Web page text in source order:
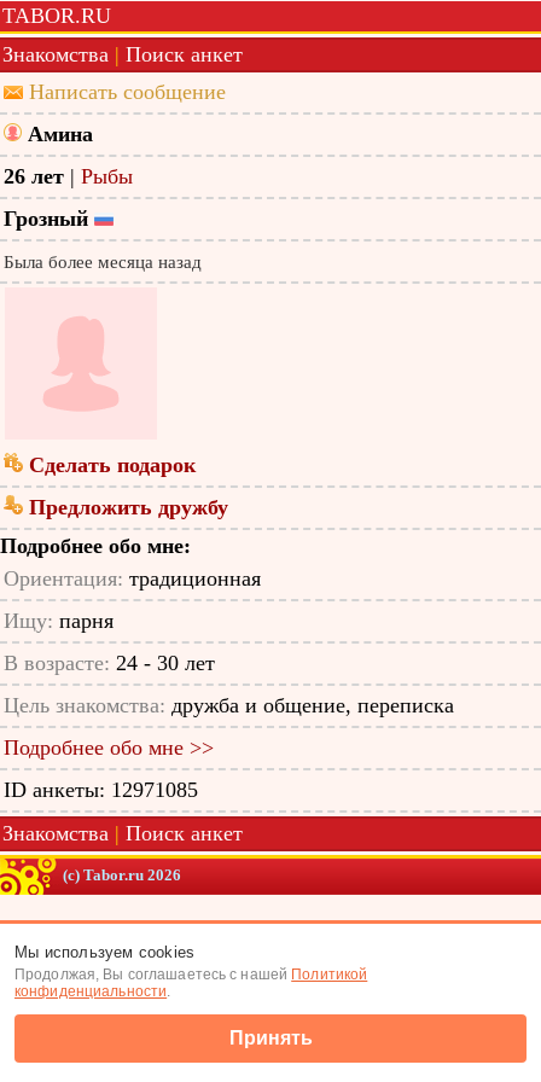
TABOR.RU
Знакомства | Поиск анкет
Написать сообщение
Амина
26 лет | Рыбы
Грозный
Была более месяца назад
Сделать подарок
Предложить дружбу
Подробнее обо мне:
Ориентация: традиционная
Ищу: парня
В возрасте: 24 - 30 лет
Цель знакомства: дружба и общение, переписка
Подробнее обо мне >>
ID анкеты: 12971085
Знакомства | Поиск анкет
(c) Tabor.ru 2026
Мы используем cookies
Продолжая, Вы соглашаетесь с нашей Политикой
конфиденциальности.
Принять